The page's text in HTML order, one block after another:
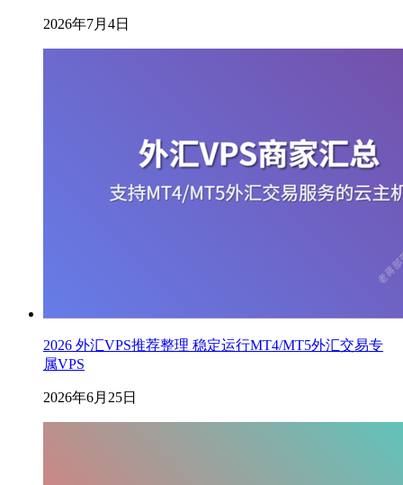
2026年7月4日
2026 外汇VPS推荐整理 稳定运行MT4/MT5外汇交易专
属VPS
2026年6月25日